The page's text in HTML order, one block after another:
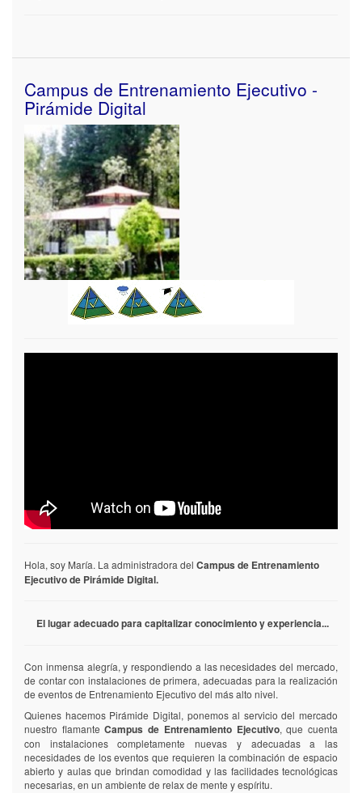
Campus de Entrenamiento Ejecutivo -
Pirámide Digital
Hola, soy María. La administradora del Campus de Entrenamiento
Ejecutivo de Pirámide Digital.
El lugar adecuado para capitalizar conocimiento y experiencia...
Con inmensa alegría, y respondiendo a las necesidades del mercado,
de contar con instalaciones de primera, adecuadas para la realización
de eventos de Entrenamiento Ejecutivo del más alto nivel.
Quienes hacemos Pirámide Digital, ponemos al servicio del mercado
nuestro flamante Campus de Entrenamiento Ejecutivo, que cuenta
con instalaciones completamente nuevas y adecuadas a las
necesidades de los eventos que requieren la combinación de espacio
abierto y aulas que brindan comodidad y las facilidades tecnológicas
necesarias, en un ambiente de relax de mente y espíritu.